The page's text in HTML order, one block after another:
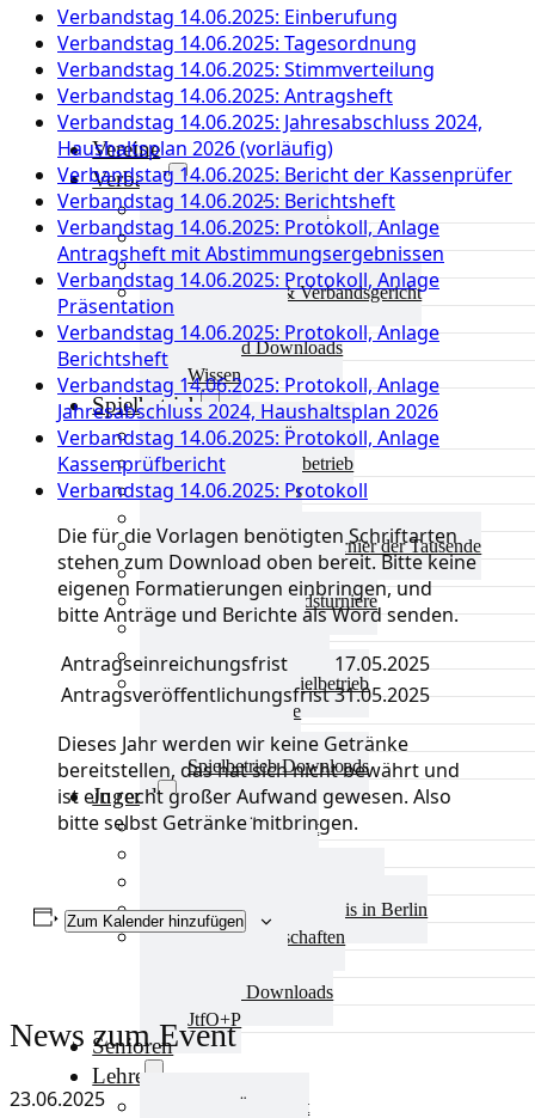
Vereine
Verband
Verband Übersicht
Aktuelles Verband
Präsidium & Funktionäre
Ausschüsse & Verbandsgericht
Verband Downloads
Wissen
Spielbetrieb
Spielbetrieb Übersicht
Aktuelles Spielbetrieb
BEM & Qualis
TTT – Tischtennisturnier der Tausende
mini-Meisterschaften
Weitere Verbandsturniere
Terminkalender
Turnierausrichtung
Mannschaftsspielbetrieb
Vereinsturniere
Schiedsrichter
Spielbetrieb Downloads
Jugend
Jugend Übersicht
Schulsport Tischtennis in Berlin
mini-Meisterschaften
Jugend Downloads
JtfO+P
Senioren
Lehre
Lehre Übersicht
Verbandstag 14.06.2025: Einberufung
Verbandstag 14.06.2025: Tagesordnung
Verbandstag 14.06.2025: Stimmverteilung
Verbandstag 14.06.2025: Antragsheft
Verbandstag 14.06.2025: Jahresabschluss 2024,
Haushaltsplan 2026 (vorläufig)
Verbandstag 14.06.2025: Bericht der Kassenprüfer
Verbandstag 14.06.2025: Berichtsheft
Verbandstag 14.06.2025: Protokoll, Anlage
Antragsheft mit Abstimmungsergebnissen
Verbandstag 14.06.2025: Protokoll, Anlage
Präsentation
Verbandstag 14.06.2025: Protokoll, Anlage
Berichtsheft
Verbandstag 14.06.2025: Protokoll, Anlage
Jahresabschluss 2024, Haushaltsplan 2026
Verbandstag 14.06.2025: Protokoll, Anlage
Kassenprüfbericht
Verbandstag 14.06.2025: Protokoll
Die für die Vorlagen benötigten Schriftarten
stehen zum Download oben bereit. Bitte keine
eigenen Formatierungen einbringen, und
bitte Anträge und Berichte als Word senden.
Antragseinreichungsfrist
17.05.2025
Antragsveröffentlichungsfrist31.05.2025
Dieses Jahr werden wir keine Getränke
bereitstellen, das hat sich nicht bewährt und
ist ein recht großer Aufwand gewesen. Also
bitte selbst Getränke mitbringen.
Zum Kalender hinzufügen
News zum Event
23.06.2025